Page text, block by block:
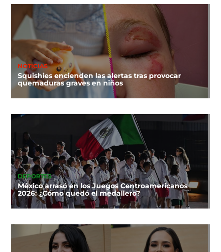
NOTICIAS
Squishies encienden las alertas tras provocar
quemaduras graves en niños
DEPORTES
México arrasó en los Juegos Centroamericanos
2026: ¿Cómo quedó el medallero?